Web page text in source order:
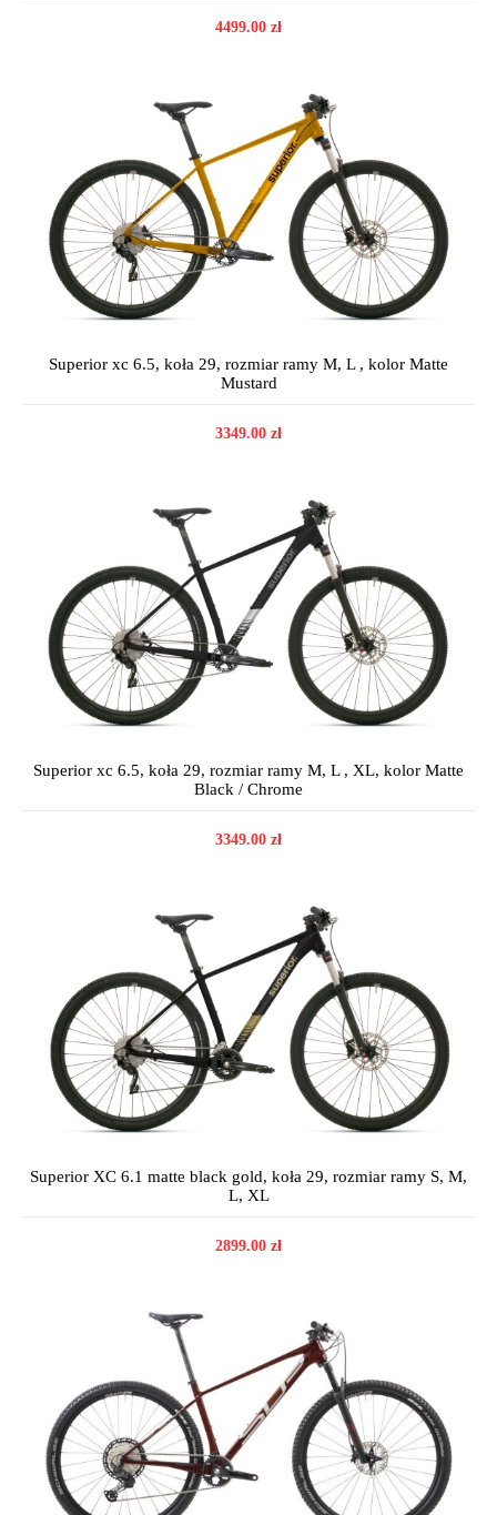
4499.00 zł
Superior xc 6.5, koła 29, rozmiar ramy M, L , kolor Matte
Mustard
3349.00 zł
Superior xc 6.5, koła 29, rozmiar ramy M, L , XL, kolor Matte
Black / Chrome
3349.00 zł
Superior XC 6.1 matte black gold, koła 29, rozmiar ramy S, M,
L, XL
2899.00 zł